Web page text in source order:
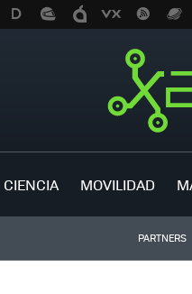
CIENCIA MOVILIDAD
PARTNERS